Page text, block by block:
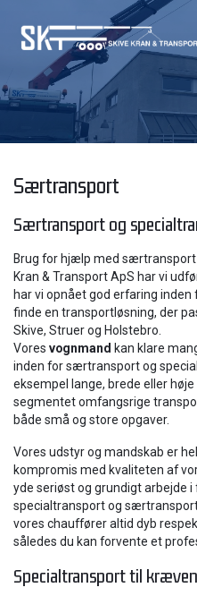
hovedindhold
Særtransport
Særtransport og
Brug for hjælp med særtransport
Kran & Transport ApS har vi
har vi opnået god erfaring
finde en transportløsning, der
Skive, Struer og Holstebro.
Vores vognmand kan klare
inden for særtransport og
eksempel lange, brede eller
segmentet omfangsrige
både små og store opgaver.
Vores udstyr og mandskab er
kompromis med kvaliteten af
yde seriøst og grundigt arbejde i
specialtransport og
vores chauffører altid dyb
således du kan forvente et
Specialtransport til